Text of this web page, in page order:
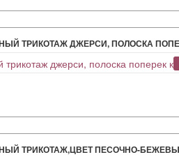
ТРИКОТАЖ ДЖЕРСИ, ПОЛОСКА
ТРИКОТАЖ,ЦВЕТ ПЕСОЧНО-